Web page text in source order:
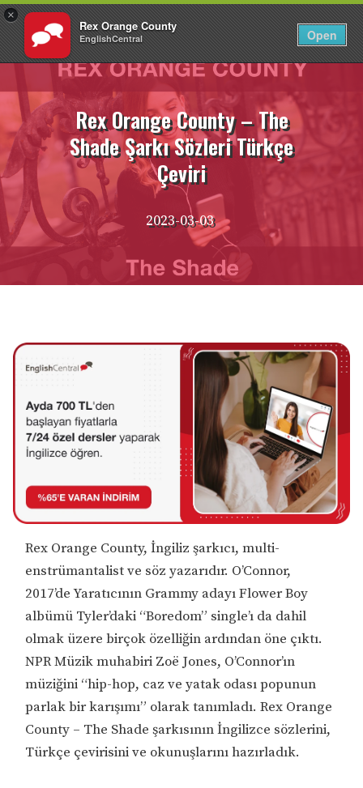
×
Rex Orange County
EnglishCentral Open
Giriş Yap TR
İçeriğe
Rex Orange County – The
Shade Şarkı Sözleri Türkçe
Çeviri
2023-03-03
Rex Orange County, İngiliz şarkıcı, multi-
enstrümantalist ve söz yazarıdır. O’Connor,
2017’de Yaratıcının Grammy adayı Flower Boy
albümü Tyler’daki “Boredom” single’ı da dahil
olmak üzere birçok özelliğin ardından öne çıktı.
NPR Müzik muhabiri Zoë Jones, O’Connor’ın
müziğini “hip-hop, caz ve yatak odası popunun
parlak bir karışımı” olarak tanımladı. Rex Orange
County – The Shade şarkısının İngilizce sözlerini,
Türkçe çevirisini ve okunuşlarını hazırladık.